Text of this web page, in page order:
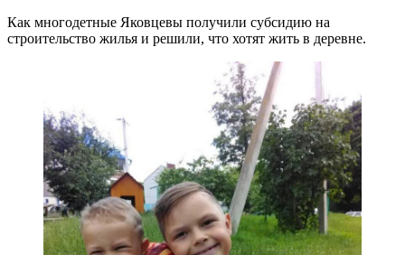
Как многодетные Яковцевы получили субсидию на
строительство жилья и решили, что хотят жить в деревне.